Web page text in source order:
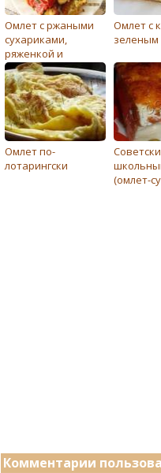
Омлет с ржаными
сухариками,
ряженкой и
помидорами
Омлет с
Омлет по-
лотарингски
(омлет-
Комментарии